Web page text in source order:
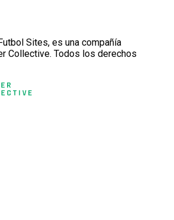
Sites, es una compañía
Collective. Todos los derechos